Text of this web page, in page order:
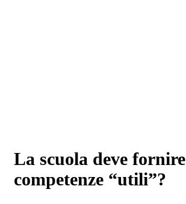
La scuola deve fornire
competenze “utili”?